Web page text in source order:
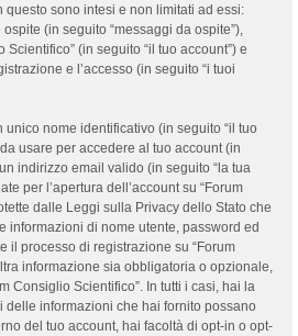
sono intesi e non limitati ad essi:
(in seguito “messaggi da ospite”),
(in seguito “il tuo account”) e
e l’accesso (in seguito “i tuoi
unico nome identificativo (in seguito “il tuo
usare per accedere al tuo account (in
indirizzo email valido (in seguito “la tua
per l’apertura dell’account su “Forum
dalle Leggi sulla Privacy dello Stato che
informazioni di nome utente, password ed
il processo di registrazione su “Forum
informazione sia obbligatoria o opzionale,
Consiglio Scientifico”. In tutti i casi, hai la
informazioni che hai fornito possano
del tuo account, hai facoltà di opt-in o opt-